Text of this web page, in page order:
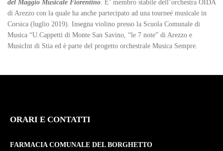
del Maggio Musicale Fiorentino. E’ membro stabile dell’orchestra OIDA
di Arezzo con la quale ha anche partecipato ad una tourneé musicale in
Corsica (luglio 2019). Insegna violino presso la Scuola Comunale di
Musica “U.Cappetti di Monte San Savino, “le 7 note” di Arezzo e
MusicInt di Stia ed è parte del progetto orchestrale Musica Sempre.
ORARI E CONTATTI
FARMACIA COMUNALE DEL BORGHETTO